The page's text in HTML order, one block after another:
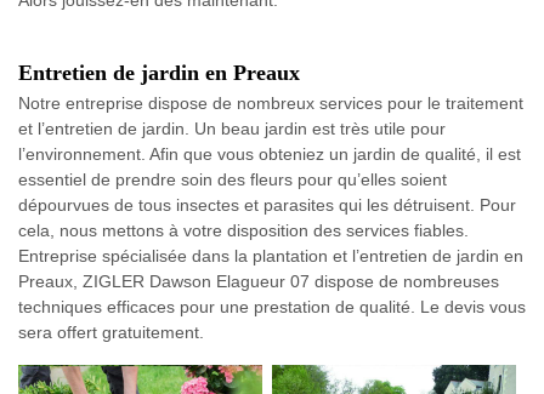
Entretien de jardin en Preaux
Notre entreprise dispose de nombreux services pour le traitement
et l’entretien de jardin. Un beau jardin est très utile pour
l’environnement. Afin que vous obteniez un jardin de qualité, il est
essentiel de prendre soin des fleurs pour qu’elles soient
dépourvues de tous insectes et parasites qui les détruisent. Pour
cela, nous mettons à votre disposition des services fiables.
Entreprise spécialisée dans la plantation et l’entretien de jardin en
Preaux, ZIGLER Dawson Elagueur 07 dispose de nombreuses
techniques efficaces pour une prestation de qualité. Le devis vous
sera offert gratuitement.